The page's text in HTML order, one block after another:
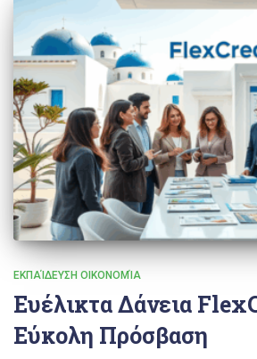
ΕΚΠΑΊΔΕΥΣΗ ΟΙΚΟΝΟΜΊΑ
Ευέλικτα Δάνεια
Εύκολη Πρόσβαση